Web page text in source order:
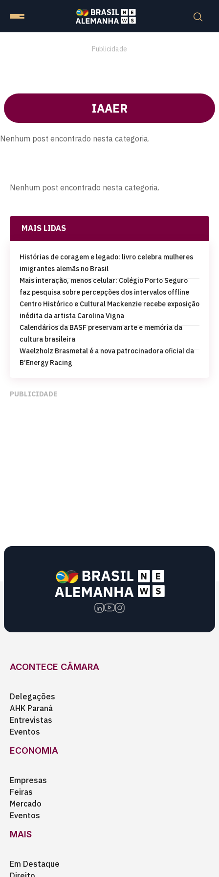
Publicidade
IAAER
Nenhum post encontrado nesta categoria.
Nenhum post encontrado nesta categoria.
MAIS LIDAS
Histórias de coragem e legado: livro celebra mulheres
imigrantes alemãs no Brasil
Mais interação, menos celular: Colégio Porto Seguro
faz pesquisa sobre percepções dos intervalos offline
Centro Histórico e Cultural Mackenzie recebe exposição
inédita da artista Carolina Vigna
Calendários da BASF preservam arte e memória da
cultura brasileira
Waelzholz Brasmetal é a nova patrocinadora oficial da
B’Energy Racing
PUBLICIDADE
ACONTECE CÂMARA
Delegações
AHK Paraná
Entrevistas
Eventos
ECONOMIA
Empresas
Feiras
Mercado
Eventos
MAIS
Em Destaque